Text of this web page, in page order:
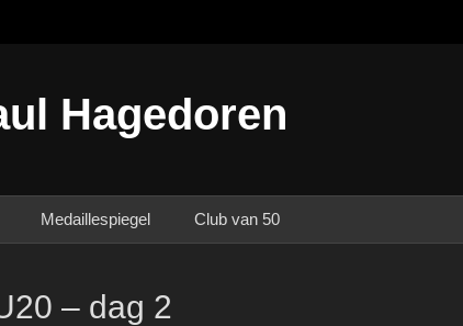
Hagedoren
Medaillespiegel Club van 50
– dag 2